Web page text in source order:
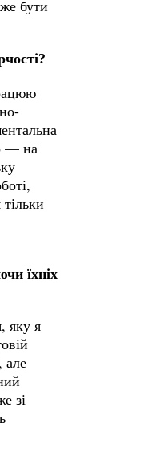
бути
— на
їхніх
яку я
але
зі